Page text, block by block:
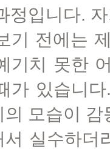
정입니다.
기 전에는
기치 못한
가 있습니
의 모습이
서 실수하더